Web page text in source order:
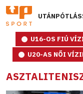
UTÁNPÓTLÁS
U16-OS FIÚ
U20-AS NŐI